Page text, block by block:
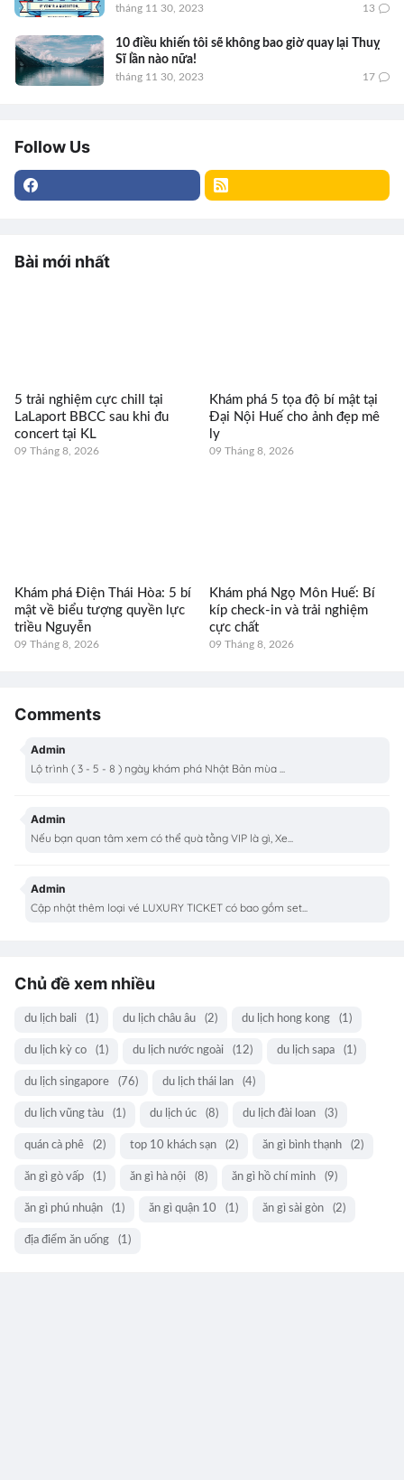
tháng 11 30, 2023 13
10 điều khiến tôi sẽ không bao giờ quay lại Thuỵ
Sĩ lần nào nữa!
tháng 11 30, 2023 17
Follow Us
Bài mới nhất
5 trải nghiệm cực chill tại
LaLaport BBCC sau khi đu
concert tại KL
09 Tháng 8, 2026
Khám phá 5 tọa độ bí mật tại
Đại Nội Huế cho ảnh đẹp mê
ly
09 Tháng 8, 2026
Khám phá Điện Thái Hòa: 5 bí
mật về biểu tượng quyền lực
triều Nguyễn
09 Tháng 8, 2026
Khám phá Ngọ Môn Huế: Bí
kíp check-in và trải nghiệm
cực chất
09 Tháng 8, 2026
Comments
Admin
Lộ trình ( 3 - 5 - 8 ) ngày khám phá Nhật Bản mùa ...
Admin
Nếu bạn quan tâm xem có thể quà tằng VIP là gì, Xe...
Admin
Cập nhật thêm loại vé LUXURY TICKET có bao gồm set...
Chủ đề xem nhiều
du lịch bali (1) du lịch châu âu (2) du lịch hong kong (1)
du lịch kỳ co (1) du lịch nước ngoài (12) du lịch sapa (1)
du lịch singapore (76) du lịch thái lan (4)
du lịch vũng tàu (1) du lịch úc (8) du lịch đài loan (3)
quán cà phê (2) top 10 khách sạn (2) ăn gì bình thạnh (2)
ăn gì gò vấp (1) ăn gì hà nội (8) ăn gì hồ chí minh (9)
ăn gì phú nhuận (1) ăn gì quận 10 (1) ăn gì sài gòn (2)
địa điểm ăn uống (1)